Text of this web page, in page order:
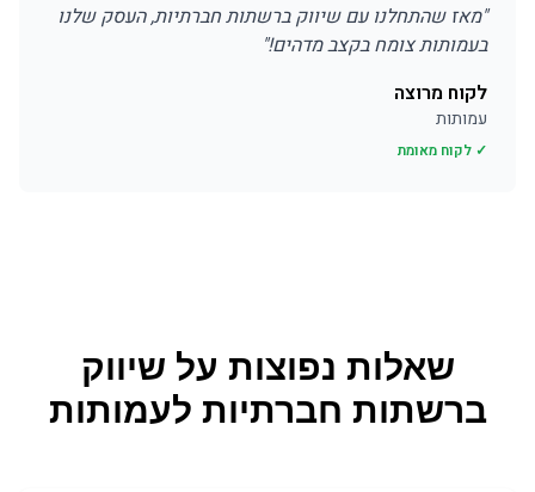
"מאז שהתחלנו עם שיווק ברשתות חברתיות, העסק שלנו
בעמותות צומח בקצב מדהים!"
לקוח מרוצה
עמותות
✓ לקוח מאומת
שאלות נפוצות על שיווק
ברשתות חברתיות לעמותות